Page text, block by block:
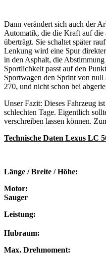
Dann verändert sich auch der
Automatik, die die Kraft auf die
überträgt. Sie schaltet später
Lenkung wird eine Spur
in den Asphalt, die
Sportlichkeit passt auf den
Sportwagen den Sprint von
270, und nicht schon bei
Unser Fazit: Dieses Fahrzeug
schlechten Tage. Eigentlich
verschreiben lassen können.
Technische Daten Lexus LC
Länge / Breite / Höhe:
Motor:
Sauger
Leistung:
Hubraum:
Max. Drehmoment: